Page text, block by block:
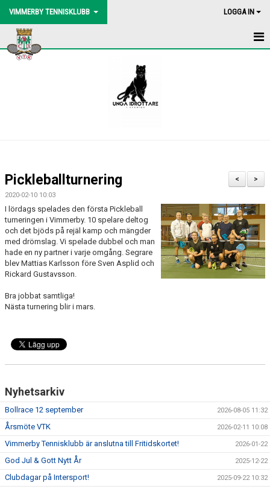
VIMMERBY TENNISKLUBB LOGGA IN
HEM
UTEBANORNA
AKTIVITETER
KONTAKT
KALENDER
>
<
Pickleballturnering
2020-02-10 10:03
I lördags spelades den första Pickleball
turneringen i Vimmerby. 10 spelare deltog
och det bjöds på rejäl kamp och mängder
med drömslag. Vi spelade dubbel och man
hade en ny partner i varje omgång. Segrare
blev Mattias Karlsson före Sven Asplid och
Rickard Gustavsson.
Bra jobbat samtliga!
Nästa turnering blir i mars.
Nyhetsarkiv
Bollrace 12 september 2026-08-05 11:32
Årsmöte VTK 2026-02-11 10:08
Vimmerby Tennisklubb är anslutna till Fritidskortet! 2026-01-22
God Jul & Gott Nytt År 2025-12-22
Clubdagar på Intersport! 2025-09-22 10:32